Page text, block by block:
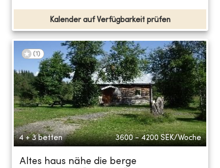
Kalender auf Verfügbarkeit prüfen
(1 )
4 + 3 betten 3600 - 4200 SEK/Woche
Altes haus nähe die berge